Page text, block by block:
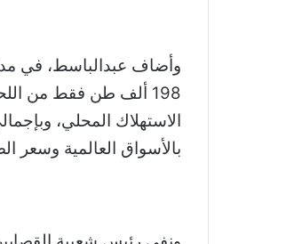
وأضاف عبدالباسط، في
بالأسواق العالمية وسعر